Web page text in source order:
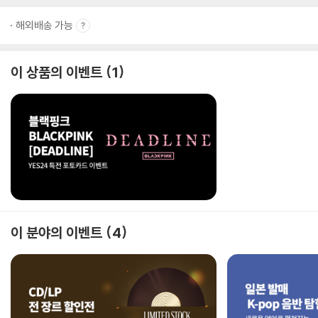
해외배송 가능
이 상품의 이벤트 1
이 분야의 이벤트 4